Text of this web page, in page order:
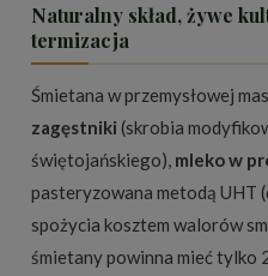
Naturalny skład, żywe
termizacja
Śmietana w przemysłowej
zagęstniki (skrobia
świętojańskiego), mleko w
pasteryzowana metodą UHT
spożycia kosztem walorów
śmietany powinna mieć tylko